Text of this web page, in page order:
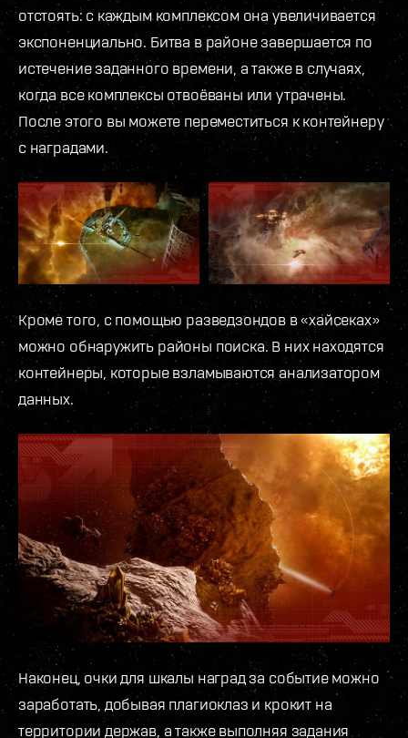
отстоять: с каждым комплексом она увеличивается
экспоненциально. Битва в районе завершается по
истечение заданного времени, а также в случаях,
когда все комплексы отвоёваны или утрачены.
После этого вы можете переместиться к контейнеру
с наградами.
Кроме того, с помощью разведзондов в «хайсеках»
можно обнаружить районы поиска. В них находятся
контейнеры, которые взламываются анализатором
данных.
Наконец, очки для шкалы наград за событие можно
заработать, добывая плагиоклаз и крокит на
территории держав, а также выполняя задания